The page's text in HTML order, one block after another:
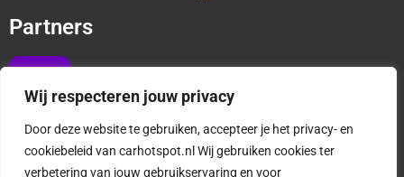
Wij respecteren jouw privacy
Door deze website te gebruiken, accepteer je het privacy- en
cookiebeleid van carhotspot.nl Wij gebruiken cookies ter
verbetering van jouw gebruikservaring en voor
Partners